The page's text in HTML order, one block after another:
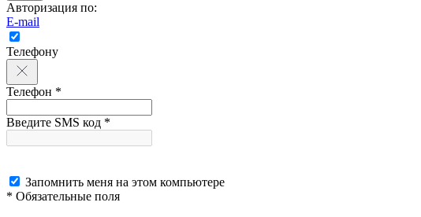
Авторизация по:
E-mail
Телефону
Телефон *
Введите SMS код *
Запомнить меня на этом компьютере
* Обязательные поля